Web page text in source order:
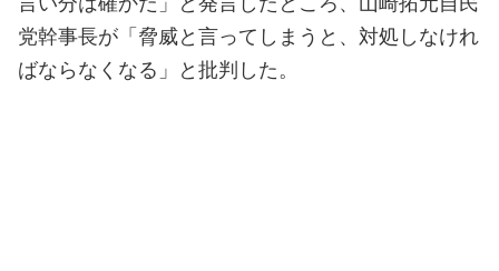
党幹事長が「脅威と言ってしまうと、対処しなけれ
ばならなくなる」と批判した。